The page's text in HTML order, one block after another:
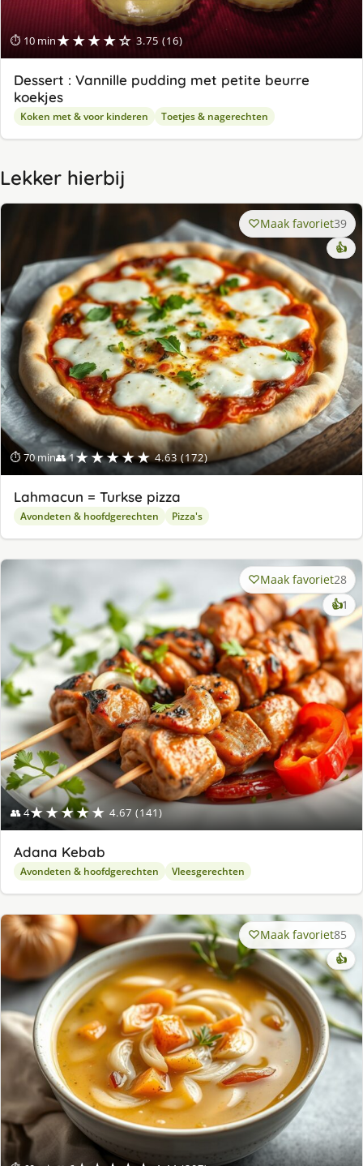
⏱ 10 min★★★★☆ 3.75 (16)
Dessert : Vannille pudding met petite beurre
koekjes
Koken met & voor kinderen Toetjes & nagerechten
Lekker hierbij
⏱ 70 min👥 1★★★★★ 4.63 (172)
Maak favoriet39
👍
Lahmacun = Turkse pizza
Avondeten & hoofdgerechten Pizza's
👥 4★★★★★ 4.67 (141)
Maak favoriet28
👍1
Adana Kebab
Avondeten & hoofdgerechten Vleesgerechten
Maak favoriet85
👍